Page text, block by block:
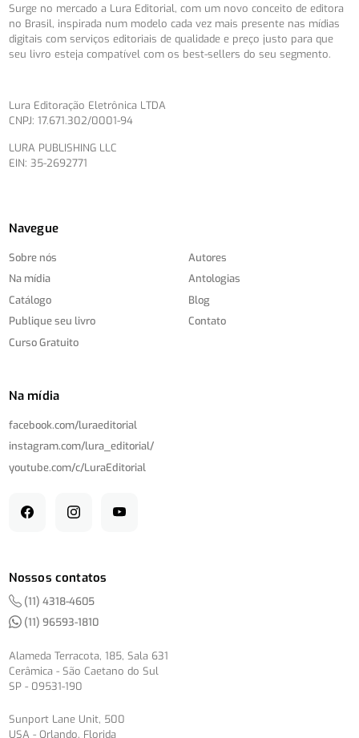
Surge no mercado a Lura Editorial, com um novo conceito de editora
no Brasil, inspirada num modelo cada vez mais presente nas mídias
digitais com serviços editoriais de qualidade e preço justo para que
seu livro esteja compatível com os best-sellers do seu segmento.
Lura Editoração Eletrônica LTDA
CNPJ: 17.671.302/0001-94
LURA PUBLISHING LLC
EIN: 35-2692771
Navegue
Sobre nós
Na mídia
Catálogo
Publique seu livro
Curso Gratuito
Autores
Antologias
Blog
Contato
Na mídia
facebook.com/luraeditorial
instagram.com/lura_editorial/
youtube.com/c/LuraEditorial
Nossos contatos
(11) 4318-4605
(11) 96593-1810
Alameda Terracota, 185, Sala 631
Cerâmica - São Caetano do Sul
SP - 09531-190
Sunport Lane Unit, 500
USA - Orlando, Florida